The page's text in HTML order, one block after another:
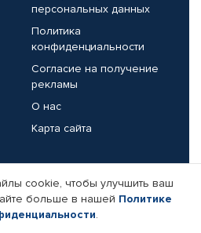
персональных данных
Политика
конфиденциальности
Согласие на получение
рекламы
О нас
Карта сайта
Реквизиты компании
cookie, чтобы улучшить ваш
больше в нашей Политике
.